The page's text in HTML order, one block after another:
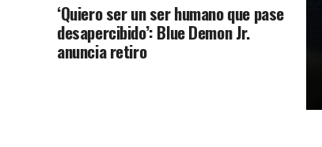
‘Quiero ser un ser humano que pase
desapercibido’: Blue Demon Jr.
anuncia retiro